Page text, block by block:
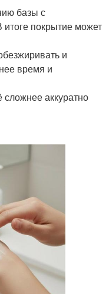
базы с
покрытие может
и
время и
сложнее аккуратно